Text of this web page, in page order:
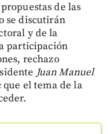
de las
se discutirán
y de la
participación
rechazo
Juan Manuel
el tema de la